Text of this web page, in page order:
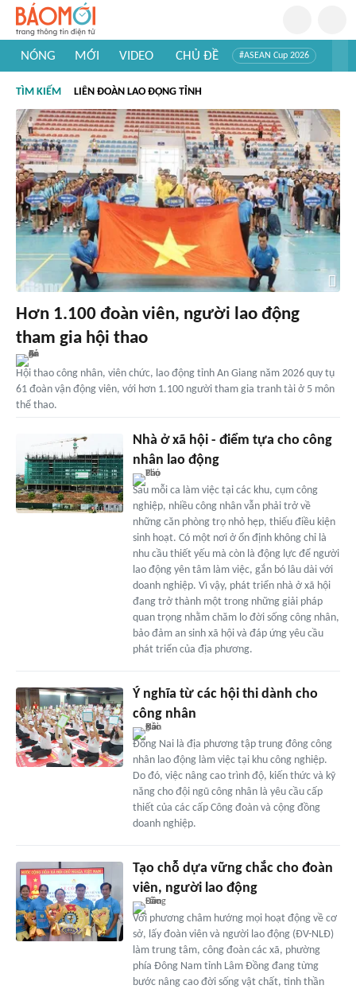
NÓNG MỚI VIDEO CHỦ ĐỀ #ASEAN Cup 2026
#Khám phá thế giới
TÌM KIẾM LIÊN ĐOÀN LAO ĐỘNG TỈNH
Hơn 1.100 đoàn viên, người lao động
tham gia hội thao
Hội thao công nhân, viên chức, lao động tỉnh An Giang năm 2026 quy tụ
61 đoàn vận động viên, với hơn 1.100 người tham gia tranh tài ở 5 môn
thể thao.
Nhà ở xã hội - điểm tựa cho công
nhân lao động
Sau mỗi ca làm việc tại các khu, cụm công
nghiệp, nhiều công nhân vẫn phải trở về
những căn phòng trọ nhỏ hẹp, thiếu điều kiện
sinh hoạt. Có một nơi ở ổn định không chỉ là
nhu cầu thiết yếu mà còn là động lực để người
lao động yên tâm làm việc, gắn bó lâu dài với
doanh nghiệp. Vì vậy, phát triển nhà ở xã hội
đang trở thành một trong những giải pháp
quan trọng nhằm chăm lo đời sống công nhân,
bảo đảm an sinh xã hội và đáp ứng yêu cầu
phát triển của địa phương.
Ý nghĩa từ các hội thi dành cho
công nhân
Ðồng Nai là địa phương tập trung đông công
nhân lao động làm việc tại khu công nghiệp.
Do đó, việc nâng cao trình độ, kiến thức và kỹ
năng cho đội ngũ công nhân là yêu cầu cấp
thiết của các cấp Công đoàn và cộng đồng
doanh nghiệp.
Tạo chỗ dựa vững chắc cho đoàn
viên, người lao động
Với phương châm hướng mọi hoạt động về cơ
sở, lấy đoàn viên và người lao động (ĐV-NLĐ)
làm trung tâm, công đoàn các xã, phường
phía Đông Nam tỉnh Lâm Đồng đang từng
bước nâng cao đời sống vật chất, tinh thần